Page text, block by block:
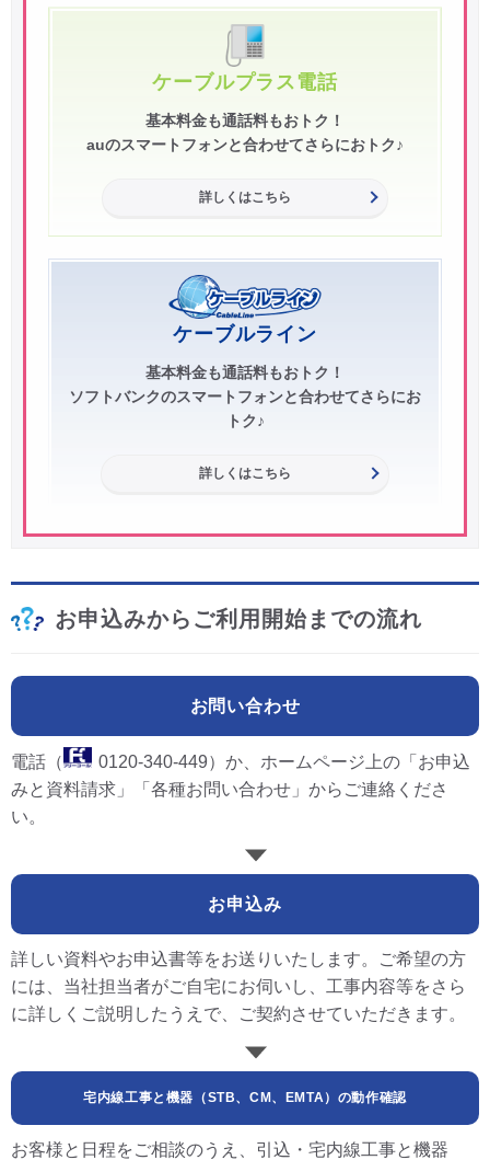
ケーブルプラス電話
基本料金も通話料もおトク！
auのスマートフォンと合わせてさらにおトク♪
詳しくはこちら
ケーブルライン
基本料金も通話料もおトク！
ソフトバンクのスマートフォンと合わせてさらにお
トク♪
詳しくはこちら
お申込みからご利用開始までの流れ
お問い合わせ
電話（ 0120-340-449）か、ホームページ上の「お申込
みと資料請求」「各種お問い合わせ」からご連絡くださ
い。
お申込み
詳しい資料やお申込書等をお送りいたします。ご希望の方
には、当社担当者がご自宅にお伺いし、工事内容等をさら
に詳しくご説明したうえで、ご契約させていただきます。
宅内線工事と 機器（STB、CM、EMTA） の動作確認
お客様と日程をご相談のうえ、引込・宅内線工事と機器